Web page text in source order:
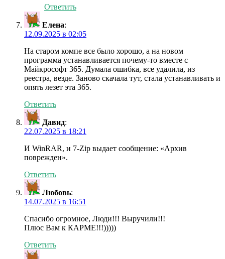
Ответить
Елена:
12.09.2025 в 02:05
На старом компе все было хорошо, а на новом
программа устанавливается почему-то вместе с
Майкрософт 365. Думала ошибка, все удалила, из
реестра, везде. Заново скачала тут, стала устанавливать и
опять лезет эта 365.
Ответить
Давид:
22.07.2025 в 18:21
И WinRAR, и 7-Zip выдает сообщение: «Архив
поврежден».
Ответить
Любовь:
14.07.2025 в 16:51
Спасибо огромное, Люди!!! Выручили!!!
Плюс Вам к КАРМЕ!!!)))))
Ответить